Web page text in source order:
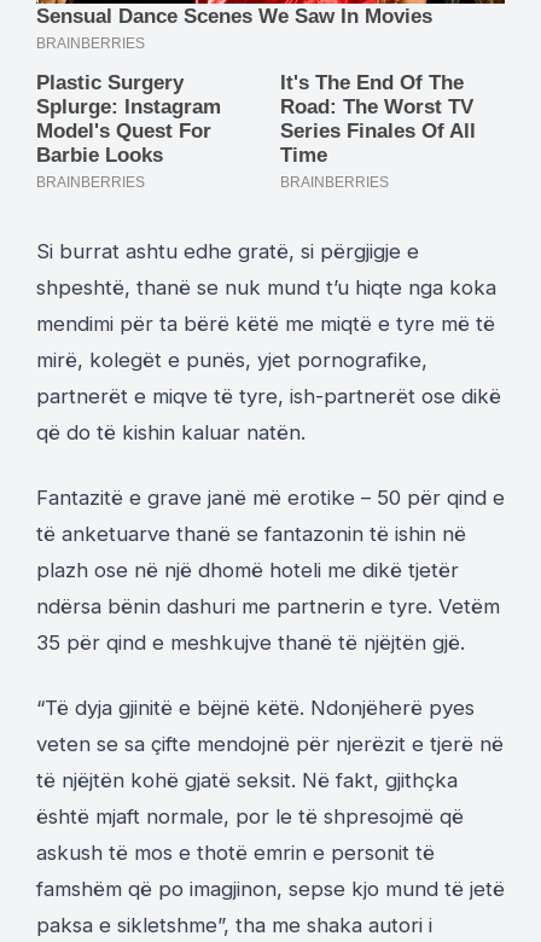
Si burrat ashtu edhe gratë, si përgjigje e
shpeshtë, thanë se nuk mund t’u hiqte nga koka
mendimi për ta bërë këtë me miqtë e tyre më të
mirë, kolegët e punës, yjet pornografike,
partnerët e miqve të tyre, ish-partnerët ose dikë
që do të kishin kaluar natën.
Fantazitë e grave janë më erotike – 50 për qind e
të anketuarve thanë se fantazonin të ishin në
plazh ose në një dhomë hoteli me dikë tjetër
ndërsa bënin dashuri me partnerin e tyre. Vetëm
35 për qind e meshkujve thanë të njëjtën gjë.
“Të dyja gjinitë e bëjnë këtë. Ndonjëherë pyes
veten se sa çifte mendojnë për njerëzit e tjerë në
të njëjtën kohë gjatë seksit. Në fakt, gjithçka
është mjaft normale, por le të shpresojmë që
askush të mos e thotë emrin e personit të
famshëm që po imagjinon, sepse kjo mund të jetë
paksa e sikletshme”, tha me shaka autori i